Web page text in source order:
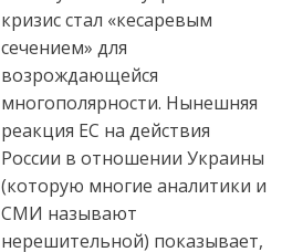
кризис стал «кесаревым
сечением» для
возрождающейся
многополярности. Нынешняя
реакция ЕС на действия
России в отношении Украины
(которую многие аналитики и
СМИ называют
нерешительной) показывает,